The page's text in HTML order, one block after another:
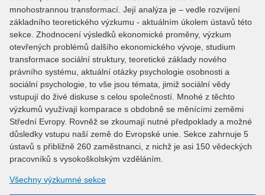
mnohostrannou transformací. Její analýza je – vedle rozvíjení
základního teoretického výzkumu - aktuálním úkolem ústavů této
sekce. Zhodnocení výsledků ekonomické proměny, výzkum
otevřených problémů dalšího ekonomického vývoje, studium
transformace sociální struktury, teoretické základy nového
právního systému, aktuální otázky psychologie osobnosti a
sociální psychologie, to vše jsou témata, jimiž sociální vědy
vstupují do živé diskuse s celou společností. Mnohé z těchto
výzkumů využívají komparace s obdobně se měnícími zeměmi
Střední Evropy. Rovněž se zkoumají nutné předpoklady a možné
důsledky vstupu naší země do Evropské unie. Sekce zahrnuje 5
ústavů s přibližně 260 zaměstnanci, z nichž je asi 150 vědeckých
pracovníků s vysokoškolským vzděláním.
Všechny výzkumné sekce